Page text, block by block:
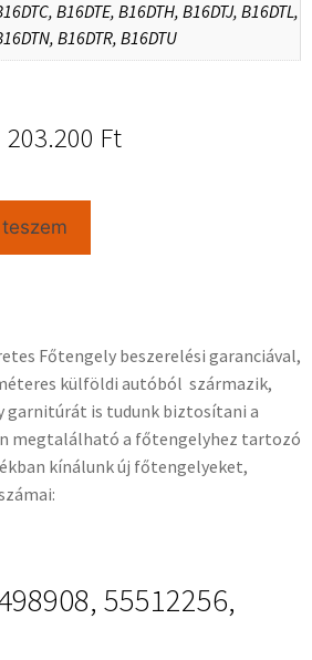
B16DTE, B16DTH, B16DTJ, B16DTL,
B16DTR, B16DTU
203.200 Ft
Főtengely beszerelési garanciával,
külföldi autóból származik,
garnitúrát is tudunk biztosítani a
megtalálható a főtengelyhez tartozó
kínálunk új főtengelyeket,
55512256,